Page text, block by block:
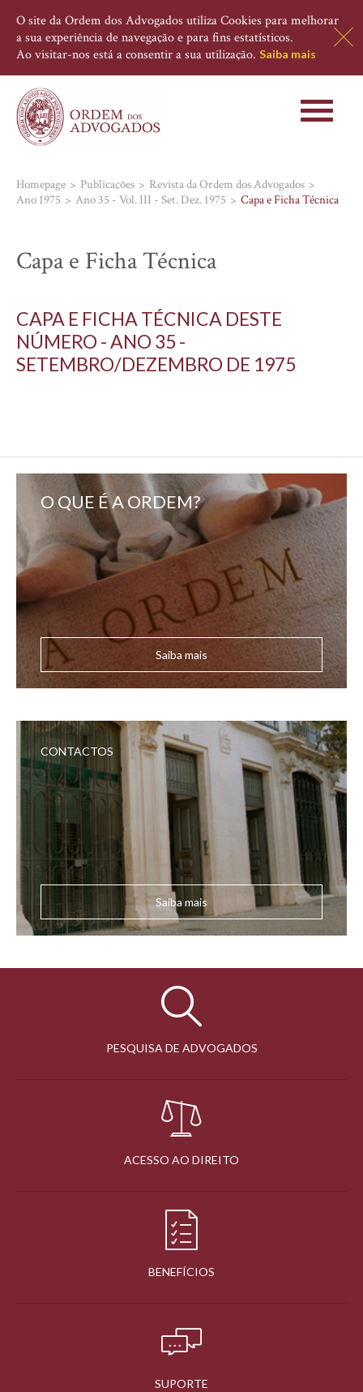
O site da Ordem dos Advogados utiliza Cookies para melhorar
a sua experiência de navegação e para fins estatísticos.
Ao visitar-nos está a consentir a sua utilização. Saiba mais
Toggle
Homepage Publicações
Revista da Ordem dos Advogados
Ano 1975
Ano 35 - Vol. III - Set. Dez. 1975 Capa e Ficha Técnica
Capa e Ficha Técnica
CAPA E FICHA TÉCNICA DESTE
NÚMERO - ANO 35 -
SETEMBRO/DEZEMBRO DE 1975
O QUE É A ORDEM?
Saiba mais
CONTACTOS
Saiba mais
PESQUISA DE ADVOGADOS
ACESSO AO DIREITO
BENEFÍCIOS
SUPORTE